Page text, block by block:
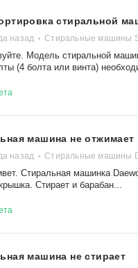
стиральной
назад Стиральные машины
Модель стиральной
(4 болта или винта)
машина не отжимает
назад Стиральные машины
Стиральная машинка
Стирает и барабан...
машина не стирает